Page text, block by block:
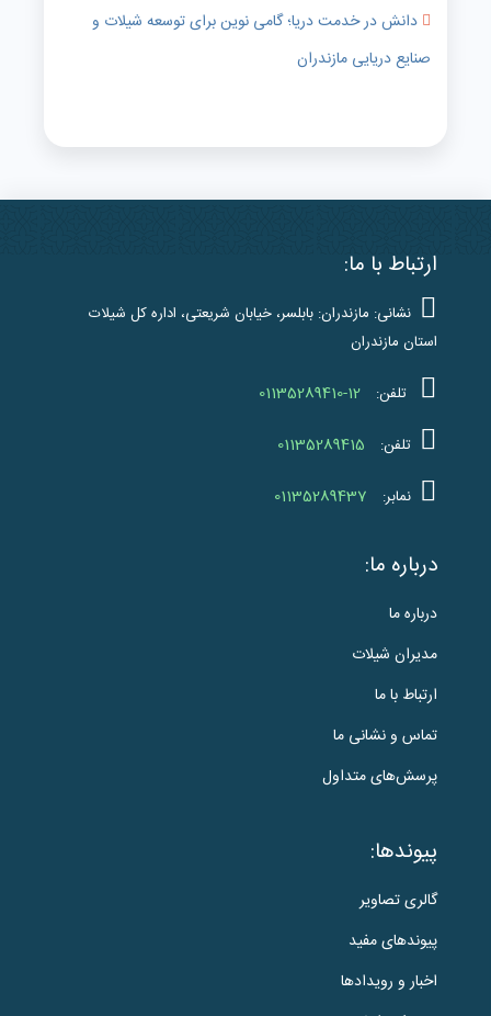
دانش در خدمت دریا؛ گامی نوین برای توسعه شیلات و
صنایع دریایی مازندران
ارتباط با ما:
نشانی: مازندران: بابلسر، خیابان شریعتی، اداره کل شیلات
استان مازندران
تلفن: 01135289410-12
تلفن: 01135289415
نمابر: 01135289437
درباره ما:
درباره ما
مدیران شیلات
ارتباط با ما
تماس و نشانی ما
پرسش‌های متداول
پیوندها:
گالری تصاویر
پیوندهای مفید
اخبار و رویدادها